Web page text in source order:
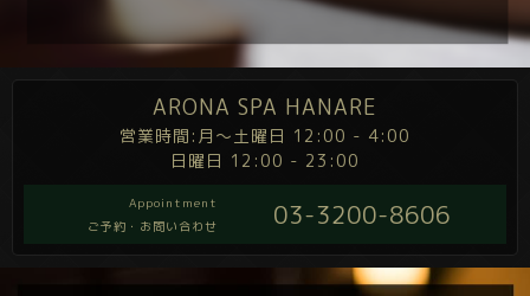
ARONA SPA HANARE
営業時間:月～土曜日 12:00 - 4:00
日曜日 12:00 - 23:00
Appointment
ご予約・お問い合わせ
03-3200-8606